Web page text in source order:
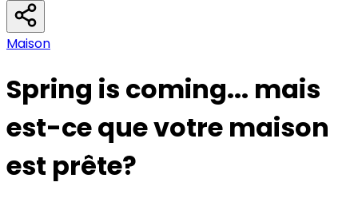
Maison
Spring is coming... mais
est-ce que votre maison
est prête?